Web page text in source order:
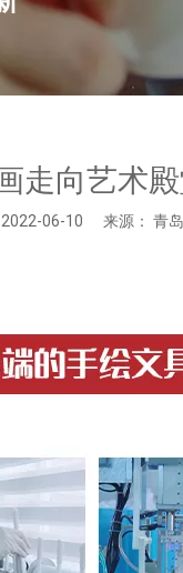
走向艺术
06-10 来源： 青